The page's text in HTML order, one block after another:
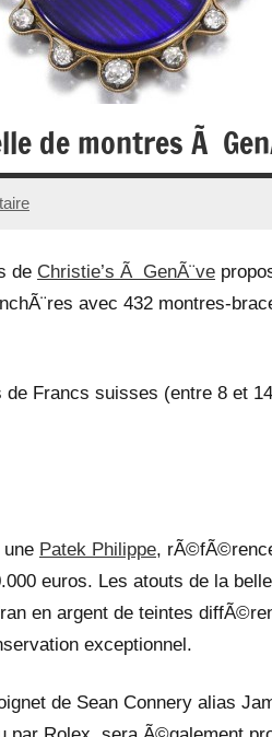
de montres Ã
de Christie’s Ã GenÃ¨ve
avec 432 montres-
Francs suisses (entre 8 et
Patek Philippe,
euros. Les atouts de la
en argent de teintes
exceptionnel.
de Sean Connery alias